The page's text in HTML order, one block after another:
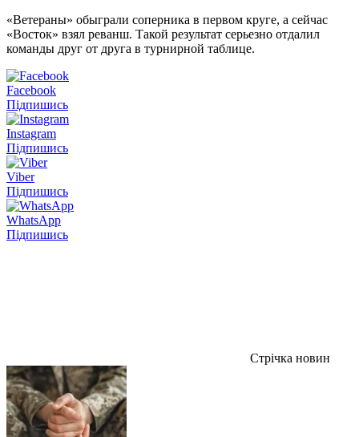
«Ветераны» обыграли соперника в первом круге, а сейчас
«Восток» взял реванш. Такой результат серьезно отдалил
команды друг от друга в турнирной таблице.
Facebook
Підпишись
Instagram
Підпишись
Viber
Підпишись
WhatsApp
Підпишись
Стрічка новин